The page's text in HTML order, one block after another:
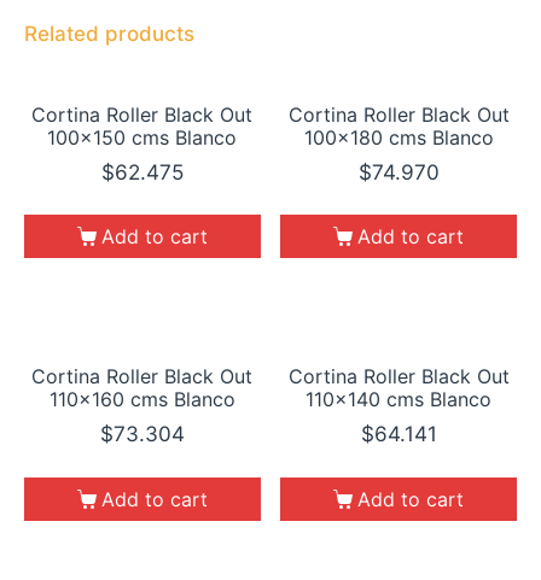
Related products
Cortina Roller Black Out
100×150 cms Blanco
$62.475
Add to cart
Cortina Roller Black Out
100×180 cms Blanco
$74.970
Add to cart
Cortina Roller Black Out
110×160 cms Blanco
$73.304
Add to cart
Cortina Roller Black Out
110×140 cms Blanco
$64.141
Add to cart